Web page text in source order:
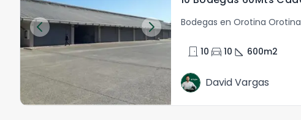
Bodegas en Orotina Orotina
door_front 10 directions_car 10 square_foot 600m2
David Vargas